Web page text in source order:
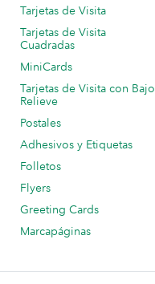
Tarjetas de Visita
Tarjetas de Visita
Cuadradas
MiniCards
Tarjetas de Visita con Bajo
Relieve
Postales
Adhesivos y Etiquetas
Folletos
Flyers
Greeting Cards
Marcapáginas